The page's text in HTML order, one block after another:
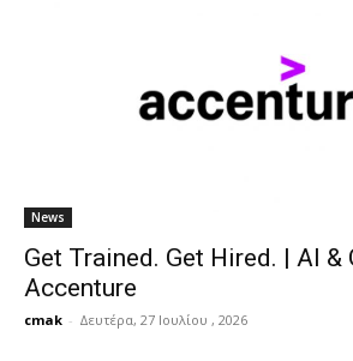
News
Get Trained. Get Hired. | AI &
Accenture
cmak - Δευτέρα, 27 Ιουλίου , 2026